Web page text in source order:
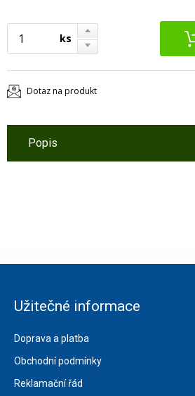
ks
Dotaz na produkt
Popis
Užitečné informace
Doprava a platba
Obchodní podmínky
Reklamační řád